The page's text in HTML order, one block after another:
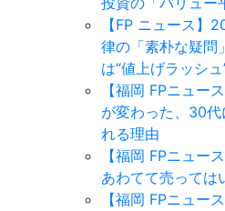
【FP ニュース】
律の「素朴な疑問
は“値上げラッシ
【福岡 FPニュー
が変わった、30代
れる理由
【福岡 FPニュー
あわてて売っては
【福岡 FPニュー